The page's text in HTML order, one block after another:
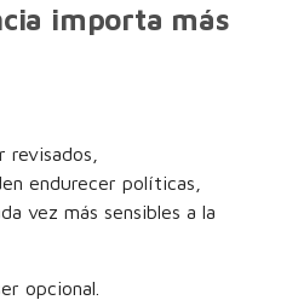
importa más
revisados,
endurecer políticas,
vez más sensibles a la
opcional.